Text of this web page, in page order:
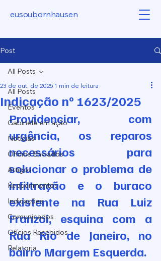
eusoubornhausen
Post
All Posts
Eventos
Gabinete em ação
Notícias
Ofícios Enviados
Artigos
Requerimentos
Indicações
Comunicados
Ofícios Recebidos
Relatoria
All Posts
Indicação nº 1623/2025
23 de out. de 2025 1 min de leitura
Providenciar, com
urgência, os reparos
necessários para
solucionar o problema de
infiltração e o buraco
existente na Rua Luiz
Franzoi, esquina com a
Rua Rio de Janeiro, no
bairro Margem Esquerda.